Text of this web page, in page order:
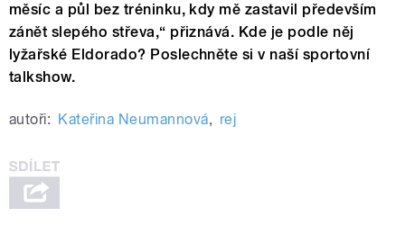
měsíc a půl bez tréninku, kdy mě zastavil především
zánět slepého střeva,“ přiznává. Kde je podle něj
lyžařské Eldorado? Poslechněte si v naší sportovní
talkshow.
autoři: Kateřina Neumannová, rej